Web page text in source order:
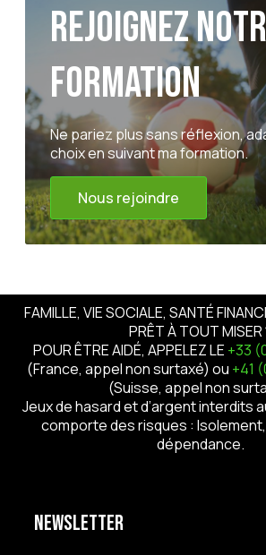
Rejoignez
formation
Ne pariez plus sans réflexion,
choix en suivant ma formation.
Nous rejoindre
FAMILLE, VIE SOCIALE, SANTÉ
PRÊT À TOUT MISER
POUR ÊTRE AIDÉ, APPELEZ LE +33
(France, appel non surtaxé) ou +41
(Suisse, appel non
Jeux de hasard et d’argent interdits
comporte des risques :
dépendance.
Newsletter